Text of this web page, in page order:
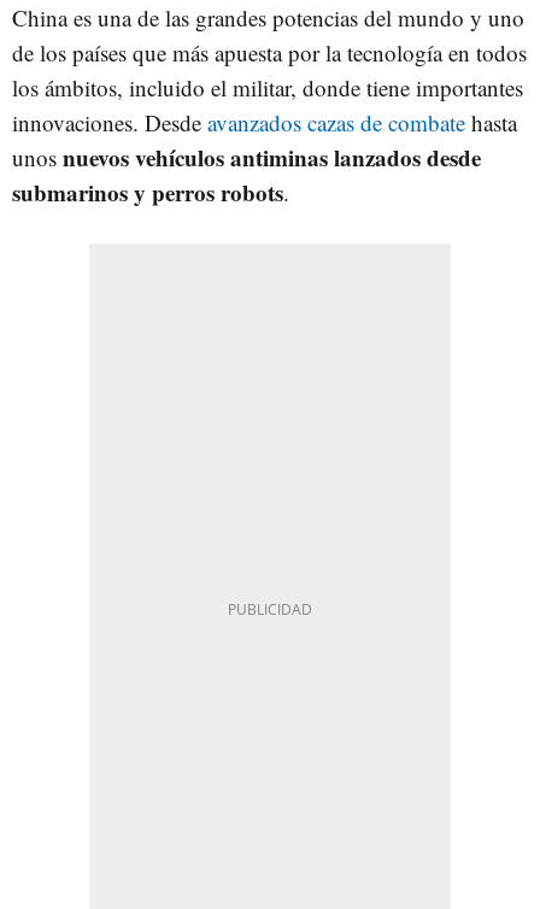
China es una de las grandes potencias del mundo y uno
de los países que más apuesta por la tecnología en todos
los ámbitos, incluido el militar, donde tiene importantes
innovaciones. Desde avanzados cazas de combate hasta
unos nuevos vehículos antiminas lanzados desde
submarinos y perros robots.